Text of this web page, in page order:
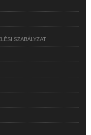
SZABÁLYZAT